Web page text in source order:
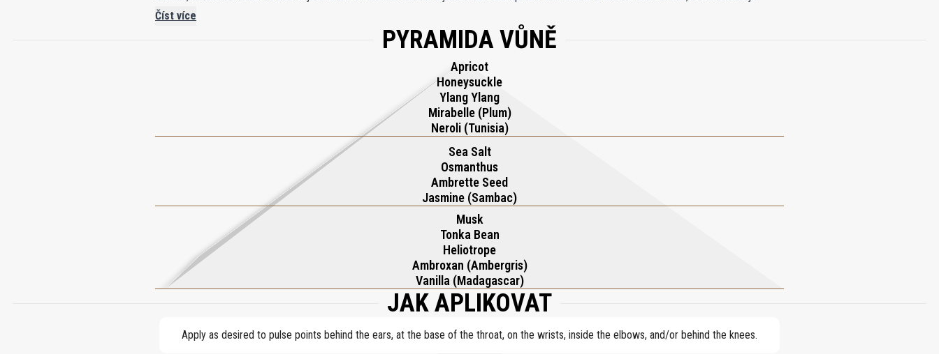
smyslnou hloubku a přímořskou svěžest. Základ se usadí do krémové stopy vanilky, fazolí tonka, hruškového pižma, ambroxanu a heliotropu a
zanechá jemný, neodolatelný podpis, který přetrvá jako krásná, sluncem zalitá vzpomínka.
Číst více
PYRAMIDA VŮNĚ
Apricot
Honeysuckle
Ylang Ylang
Mirabelle (Plum)
Neroli (Tunisia)
Sea Salt
Osmanthus
Ambrette Seed
Jasmine (Sambac)
Musk
Tonka Bean
Heliotrope
Ambroxan (Ambergris)
Vanilla (Madagascar)
JAK APLIKOVAT
Apply as desired to pulse points behind the ears, at the base of the throat, on the wrists, inside the elbows, and/or behind the knees.